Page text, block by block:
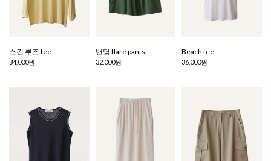
스킨 루즈 tee
34,000원
밴딩 flare pants
32,000원
Beach tee
36,000원